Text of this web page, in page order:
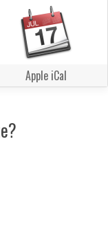
Apple iCal